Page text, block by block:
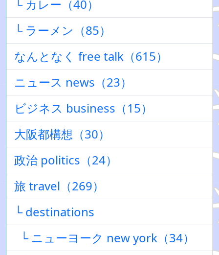
└ カレー（40）
└ ラーメン（85）
なんとなく free talk（615）
ニュース news（23）
ビジネス business（15）
大阪都構想（30）
政治 politics（24）
旅 travel（269）
└ destinations
└ ニューヨーク new york（34）